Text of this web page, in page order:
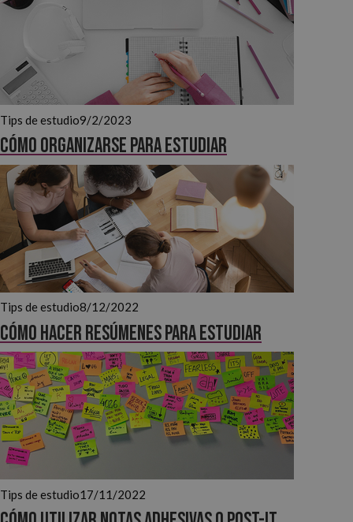
Tips de estudio9/2/2023
Cómo organizarse para estudiar
Tips de estudio8/12/2022
Cómo hacer resúmenes para estudiar
Tips de estudio17/11/2022